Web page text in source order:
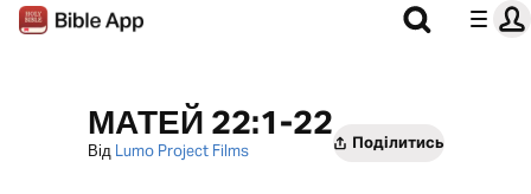
МАТЕЙ 22:1-22
Від Lumo Project Films Поділитись